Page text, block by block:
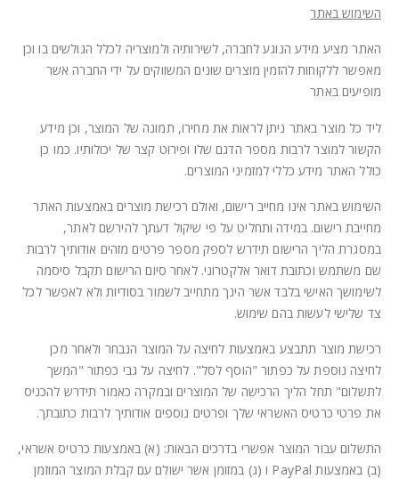
השימוש באתר
האתר מציע מידע הנוגע לחברה, לשירותיה ולמוצריה לכלל הגולשים בו וכן
מאפשר ללקוחות להזמין מוצרים שונים המשווקים על ידי החברה אשר
מופיעים באתר
ליד כל מוצר באתר ניתן לראות את מחירו, תמונה של המוצר, וכן מידע
הקשור למוצר לרבות מספר הדגם שלו ופירוט קצר של יכולותיו. כמו כן
כולל האתר מידע כללי למזמיני המוצרים.
השימוש באתר אינו מחייב רישום, ואולם רכישת מוצרים באמצעות האתר
מחייבת רישום. במידה ותחליט על פי שיקול דעתך להירשם לאתר,
במסגרת הליך הרישום תידרש לספק מספר פרטים מזהים אודותיך לרבות
שם משתמש וכתובת דואר אלקטרוני. לאחר סיום הרישום תקבל סיסמה
לשימושך האישי בלבד אשר הינך מתחייב לשמור בסודיות ולא לאפשר לכל
צד שלישי לעשות בהם שימוש.
רכישת מוצר תתבצע באמצעות לחיצה על המוצר הנבחר ולאחר מכן
לחיצה נוספת על כפתור "הוסף לסל". לחיצה על גבי כפתור "המשך
לתשלום" תחל הליך הרכישה של המוצרים ובמקרה כאמור תידרש להכניס
את פרטי כרטיס האשראי שלך ופרטים נוספים אודותיך לרבות כתובתך.
התשלום עבור המוצר אפשרי בדרכים הבאות: (א) באמצעות כרטיס אשראי,
(ב) באמצעות PayPal ו (ג) במזומן אשר ישולם עם קבלת המוצר המוזמן